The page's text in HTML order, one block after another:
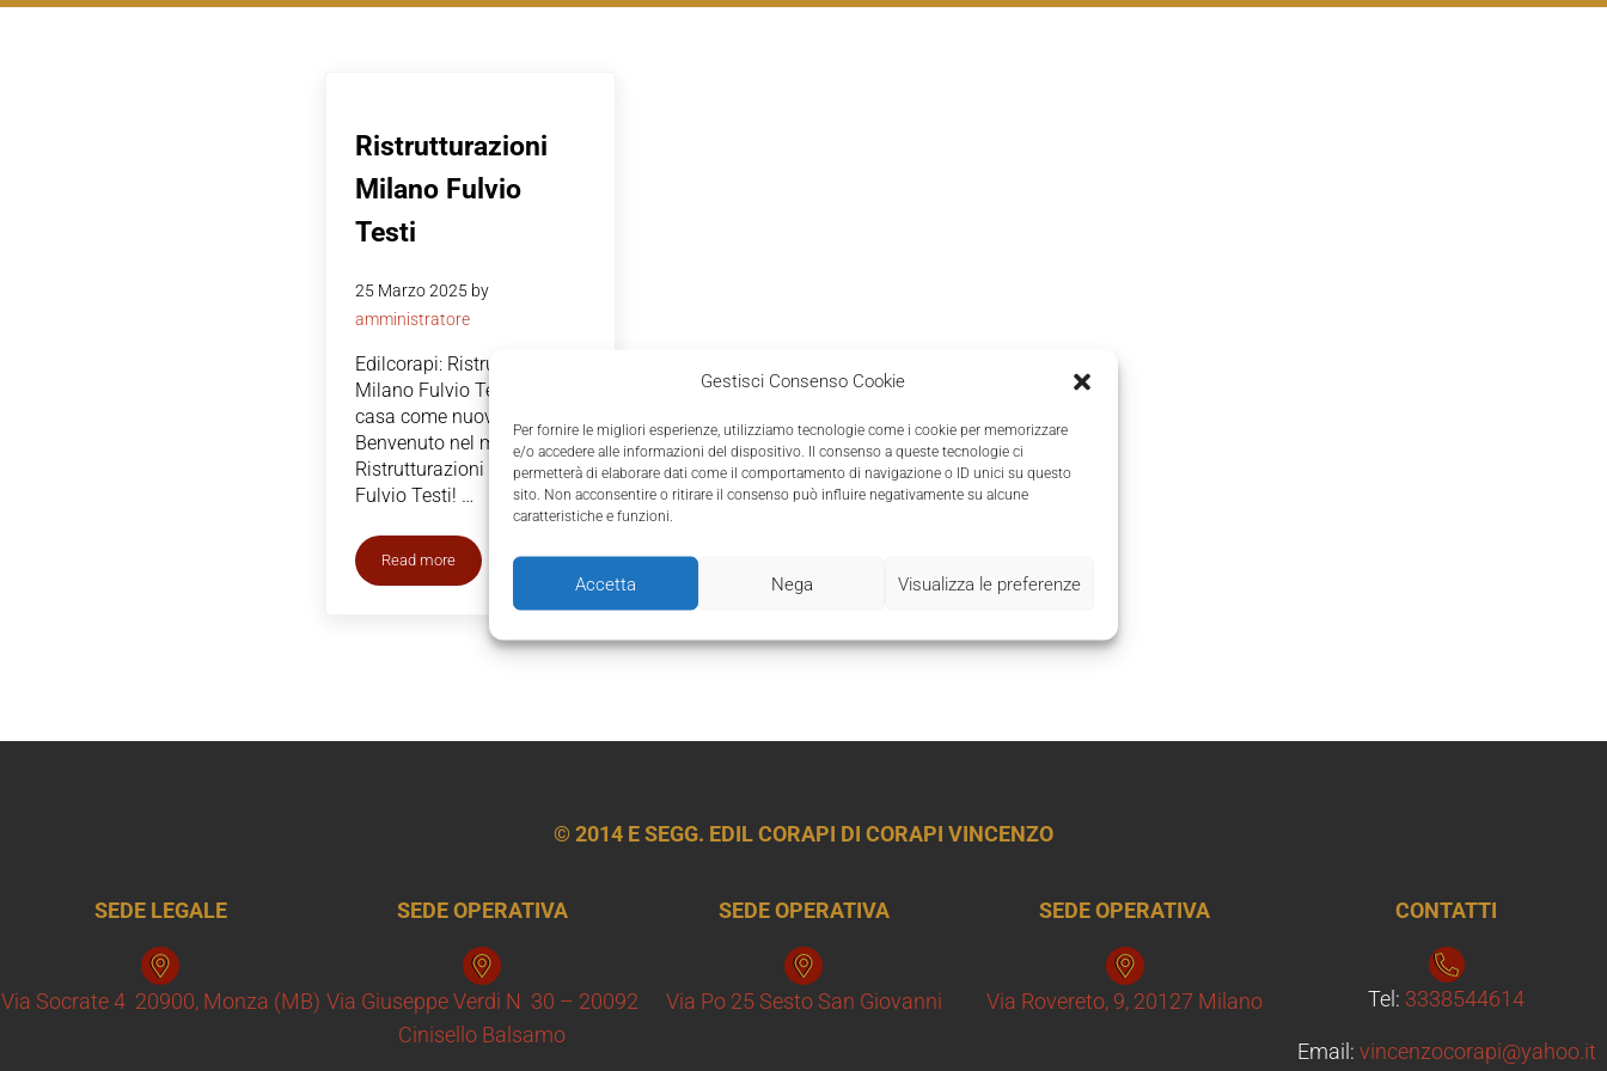
Gestisci Consenso Cookie
Per fornire le migliori esperienze, utilizziamo tecnologie come i cookie per memorizzare
e/o accedere alle informazioni del dispositivo. Il consenso a queste tecnologie ci
permetterà di elaborare dati come il comportamento di navigazione o ID unici su questo
sito. Non acconsentire o ritirare il consenso può influire negativamente su alcune
caratteristiche e funzioni.
Accetta Nega Visualizza le preferenze
Ristrutturazioni
Milano Fulvio
Testi
25 Marzo 2025 by
amministratore
Edilcorapi: Ristrutturazioni
Milano Fulvio Testi, la tua
casa come nuova
Benvenuto nel mondo delle
Ristrutturazioni Milano
Fulvio Testi! …
Read moreRistrutturazioni Milano Fulvio Testi
© 2014 E SEGG. EDIL CORAPI DI CORAPI VINCENZO
SEDE LEGALE
Via Socrate 4 20900, Monza (MB)
SEDE OPERATIVA
Via Giuseppe Verdi N 30 – 20092
Cinisello Balsamo
SEDE OPERATIVA
Via Po 25 Sesto San Giovanni
SEDE OPERATIVA
Via Rovereto, 9, 20127 Milano
CONTATTI
Tel: 3338544614
Email: vincenzocorapi@yahoo.it